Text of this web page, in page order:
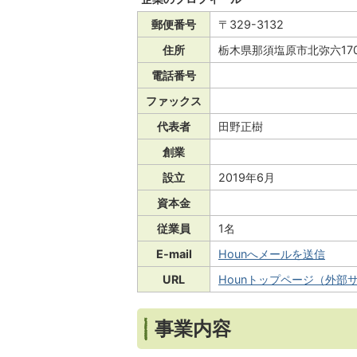
郵便番号
〒329-3132
住所
栃木県那須塩原市北弥六
電話番号
ファックス
代表者
田野正樹
創業
設立
2019年6月
資本金
従業員
1名
E-mail
Hounへメールを送信
URL
Hounトップページ（外部
事業内容